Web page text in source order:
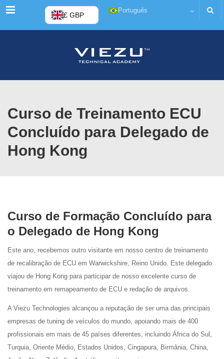
Menu £ GBP
Português
Curso de Treinamento ECU
Concluído para Delegado de
Hong Kong
Curso de Formação Concluído para
o Delegado de Hong Kong
Este ano, recebemos outro visitante em nosso centro de treinamento
de recalibração de ECU em Warwickshire, Reino Unido. Este delegado
viajou de Hong Kong para participar de nosso excelente curso de
treinamento em remapeamento de ECU e redação de arquivos.
A Viezu Technologies alcançou a reputação de ser uma das principais
empresas de tuning de veículos do mundo, apoiando mais de 400
profissionais em mais de 45 países diferentes, incluindo África do Sul,
Turquia, Oriente Médio, Estados Unidos, Cingapura, Birmânia, China,